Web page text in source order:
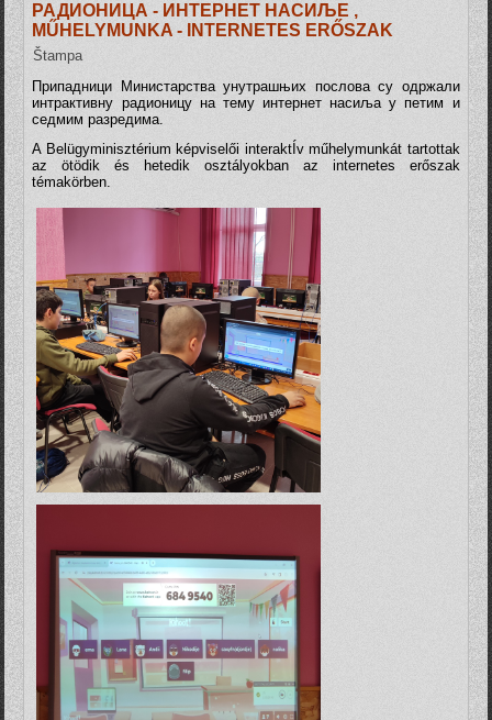
РАДИОНИЦА - ИНТЕРНЕТ НАСИЉЕ ,
MŰHELYMUNKA - INTERNETES ERŐSZAK
Štampa
Припадници Министарства унутрашњих послова су одржали
интрактивну радионицу на тему интернет насиља у петим и
седмим разредима.
A Belügyminisztérium képviselői interaktÍv műhelymunkát tartottak
az ötödik és hetedik osztályokban az internetes erőszak
témakörben.